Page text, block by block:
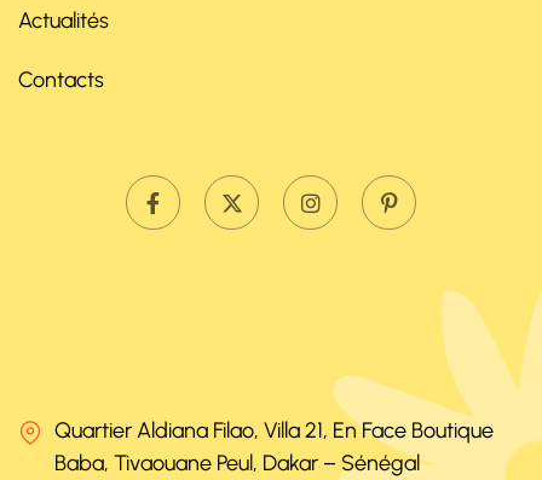
Actualités
Contacts
Quartier Aldiana Filao, Villa 21, En Face Boutique
Baba, Tivaouane Peul, Dakar – Sénégal